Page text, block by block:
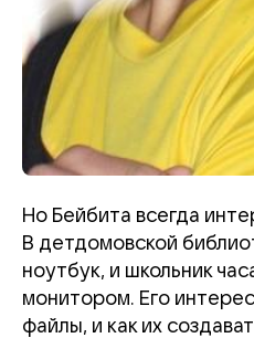
Но Бейбита всегда
В детдомовской
ноутбук, и школьник
монитором. Его
файлы, и как их